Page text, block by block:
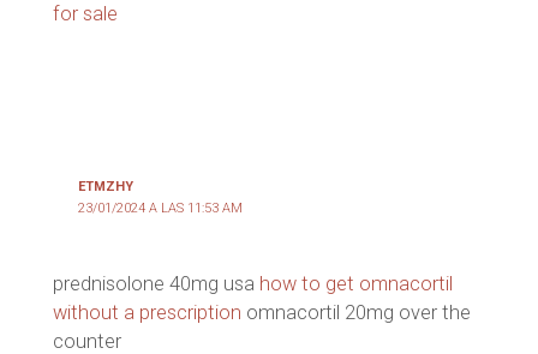
for sale
ETMZHY
23/01/2024 A LAS 11:53 AM
prednisolone 40mg usa how to get omnacortil
without a prescription omnacortil 20mg over the
counter